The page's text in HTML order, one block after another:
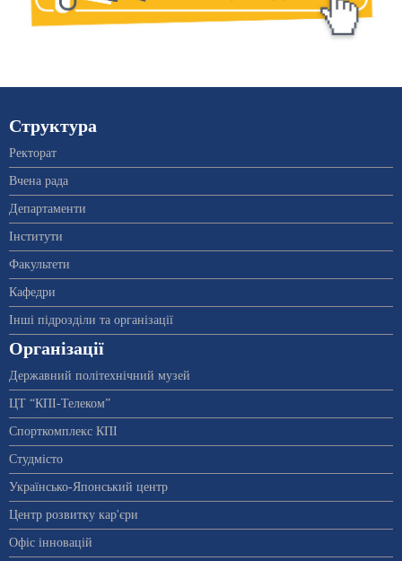
Структура
Ректорат
Вчена рада
Департаменти
Інститути
Факультети
Кафедри
Інші підрозділи та організації
Організації
Державний політехнічний музей
ЦТ “КПІ-Телеком”
Спорткомплекс КПІ
Студмісто
Українсько-Японський центр
Центр розвитку кар'єри
Офіс інновацій